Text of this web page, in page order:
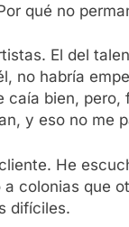
qué no
El del
no habría
bien,
y eso no me
He
colonias que
difíciles.